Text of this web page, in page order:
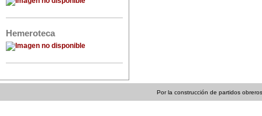
Hemeroteca
Por la construcción de partidos